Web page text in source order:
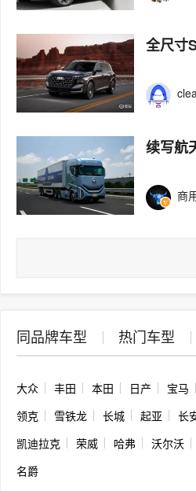
全尺寸
续写航
商
同品牌车型 热门车型
大众 丰田 本田 日产 宝马
领克
雪铁龙 长城 起亚 长
凯迪拉克
荣威 哈弗 沃尔沃
名爵